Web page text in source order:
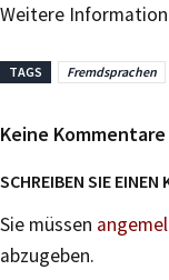
Weitere
TAGS Fremdsprachen
Keine
SCHREIBEN SIE EINEN
Sie müssen
abzugeben.